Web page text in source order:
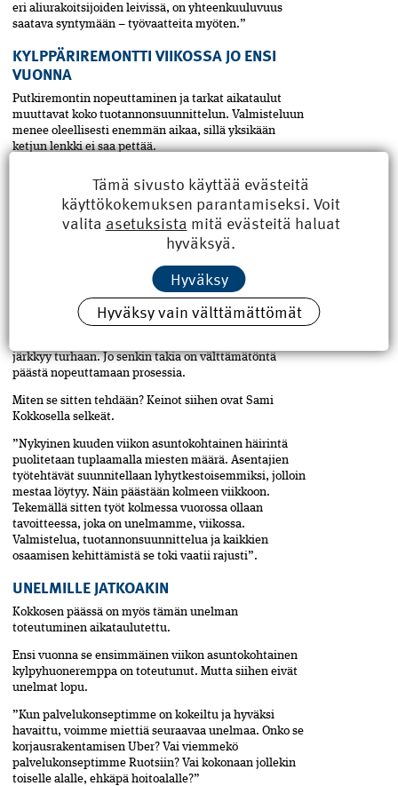
eri aliurakoitsijoiden leivissä, on yhteenkuuluvuus
saatava syntymään – työvaatteita myöten.”
KYLPPÄRIREMONTTI VIIKOSSA JO ENSI
VUONNA
Putkiremontin nopeuttaminen ja tarkat aikataulut
muuttavat koko tuotannonsuunnittelun. Valmisteluun
menee oleellisesti enemmän aikaa, sillä yksikään
ketjun lenkki ei saa pettää.
toteutus viedään läpi yössä tai muutamassa päivässä.
Sinä mallia!”
Tuotantoallianssi on herättänyt kiinnostusta ja
ensimmäisten hankkeiden jälkeen on luottamus
lisääntynyt. Huomattavia säästöjä Kokkonen sanoo
syntyneen jo toisella kerralla, eikä hän näe mitään syytä
epäillä seuraavien vielä parempia tuloksia.
Jos hankkeet kestävät pitkään, asukkaat huolestuvat
järkkyy turhaan. Jo senkin takia on välttämätöntä
päästä nopeuttamaan prosessia.
Miten se sitten tehdään? Keinot siihen ovat Sami
Kokkosella selkeät.
”Nykyinen kuuden viikon asuntokohtainen häirintä
puolitetaan tuplaamalla miesten määrä. Asentajien
työtehtävät suunnitellaan lyhytkestoisemmiksi, jolloin
mestaa löytyy. Näin päästään kolmeen viikkoon.
Tekemällä sitten työt kolmessa vuorossa ollaan
tavoitteessa, joka on unelmamme, viikossa.
Valmistelua, tuotannonsuunnittelua ja kaikkien
osaamisen kehittämistä se toki vaatii rajusti”.
UNELMILLE JATKOAKIN
Kokkosen päässä on myös tämän unelman
toteutuminen aikataulutettu.
Ensi vuonna se ensimmäinen viikon asuntokohtainen
kylpyhuoneremppa on toteutunut. Mutta siihen eivät
unelmat lopu.
”Kun palvelukonseptimme on kokeiltu ja hyväksi
havaittu, voimme miettiä seuraavaa unelmaa. Onko se
korjausrakentamisen Uber? Vai viemmekö
palvelukonseptimme Ruotsiin? Vai kokonaan jollekin
toiselle alalle, ehkäpä hoitoalalle?”
Tämä sivusto käyttää evästeitä
käyttökokemuksen parantamiseksi. Voit
valita asetuksista mitä evästeitä haluat
hyväksyä.
Hyväksy
Hyväksy vain välttämättömät